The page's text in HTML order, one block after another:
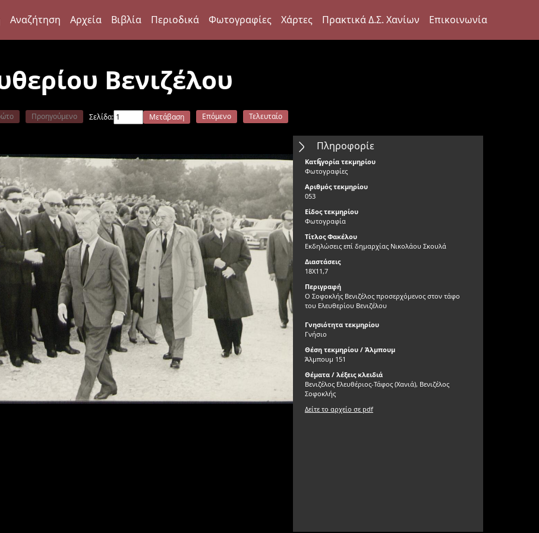
Αναζήτηση Αρχεία Βιβλία Περιοδικά Φωτογραφίες Χάρτες Πρακτικά Δ.Σ. Χανίων Επικοινωνία
Βενιζέλου
Προηγούμενο Σελίδα: Μετάβαση Επόμενο Τελευταίο
Πληροφορίε
ς
Κατηγορία τεκμηρίου
Φωτογραφίες
Αριθμός τεκμηρίου
053
Είδος τεκμηρίου
Φωτογραφία
Τίτλος Φακέλου
Εκδηλώσεις επί δημαρχίας Νικολάου Σκουλά
Διαστάσεις
18X11,7
Περιγραφή
Ο Σοφοκλής Βενιζέλος προσερχόμενος στον τάφο
του Ελευθερίου Βενιζέλου
Γνησιότητα τεκμηρίου
Γνήσιο
Θέση τεκμηρίου / Άλμπουμ
Άλμπουμ 151
Θέματα / λέξεις κλειδιά
Βενιζέλος Ελευθέριος-Τάφος (Χανιά), Βενιζέλος
Σοφοκλής
Δείτε το αρχείο σε pdf